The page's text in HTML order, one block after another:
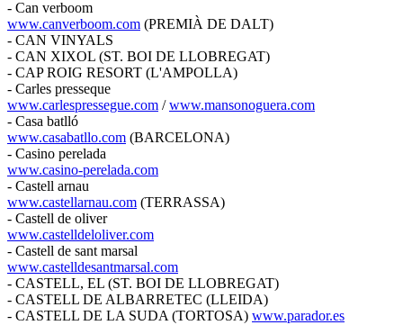
- Can verboom
www.canverboom.com (PREMIÀ DE DALT)
- CAN VINYALS
- CAN XIXOL (ST. BOI DE LLOBREGAT)
- CAP ROIG RESORT (L'AMPOLLA)
- Carles presseque
www.carlespressegue.com /www.mansonoguera.com
- Casa batlló
www.casabatllo.com (BARCELONA)
- Casino perelada
www.casino-perelada.com
- Castell arnau
www.castellarnau.com (TERRASSA)
- Castell de oliver
www.castelldeloliver.com
- Castell de sant marsal
www.castelldesantmarsal.com
- CASTELL, EL (ST. BOI DE LLOBREGAT)
- CASTELL DE ALBARRETEC (LLEIDA)
- CASTELL DE LA SUDA (TORTOSA) www.parador.es